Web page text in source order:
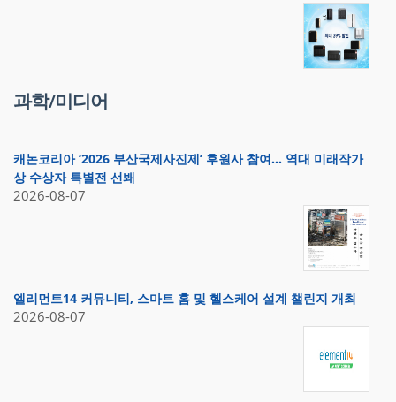
과학/미디어
캐논코리아 ‘2026 부산국제사진제’ 후원사 참여… 역대 미래작가
상 수상자 특별전 선봬
2026-08-07
엘리먼트14 커뮤니티, 스마트 홈 및 헬스케어 설계 챌린지 개최
2026-08-07